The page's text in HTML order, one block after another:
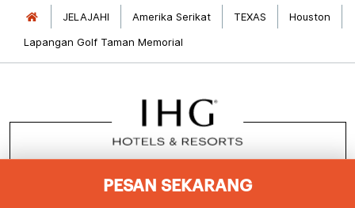
PESAN SEKARANG
JELAJAHI Amerika Serikat TEXAS
Houston
Lapangan Golf Taman Memorial